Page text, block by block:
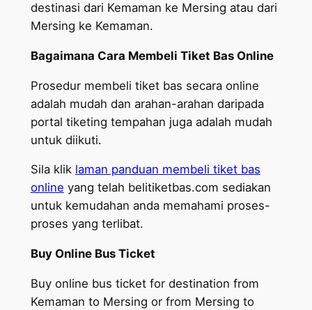
destinasi dari Kemaman ke Mersing atau dari
Mersing ke Kemaman.
Bagaimana Cara Membeli Tiket Bas Online
Prosedur membeli tiket bas secara online
adalah mudah dan arahan-arahan daripada
portal tiketing tempahan juga adalah mudah
untuk diikuti.
Sila klik laman panduan membeli tiket bas
online yang telah belitiketbas.com sediakan
untuk kemudahan anda memahami proses-
proses yang terlibat.
Buy Online Bus Ticket
Buy online bus ticket for destination from
Kemaman to Mersing or from Mersing to